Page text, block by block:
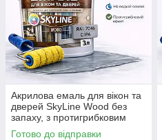
Акрилова емаль для вікон та
дверей SkyLine Wood без
запаху, з протигрибковим
ефектом, сіра, 3 л
Готово до відправки